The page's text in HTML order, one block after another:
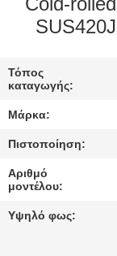
ΈΛΕΓΧΟΣ
ΜΑΣ
ΕΛΆΤΕ
ΣΕ
Τόπος
καταγωγής:
Μάρκα:
Πιστοποίηση:
Αριθμό
μοντέλου:
Υψηλό φως: